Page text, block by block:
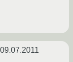
09.07.2011